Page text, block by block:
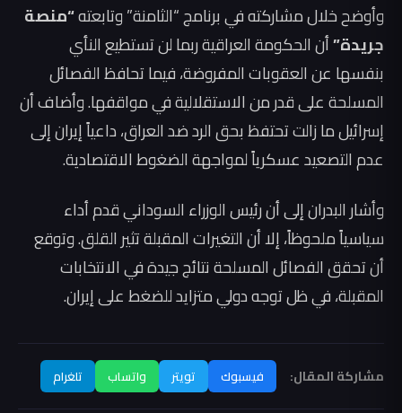
وأوضح خلال مشاركته في برنامج “الثامنة” وتابعته“منصة
جريدة”أن الحكومة العراقية ربما لن تستطيع النأي
بنفسها عن العقوبات المفروضة، فيما تحافظ الفصائل
المسلحة على قدر من الاستقلالية في مواقفها. وأضاف أن
إسرائيل ما زالت تحتفظ بحق الرد ضد العراق، داعياً إيران إلى
عدم التصعيد عسكرياً لمواجهة الضغوط الاقتصادية.
وأشار البدران إلى أن رئيس الوزراء السوداني قدم أداء
سياسياً ملحوظاً، إلا أن التغيرات المقبلة تثير القلق. وتوقع
أن تحقق الفصائل المسلحة نتائج جيدة في الانتخابات
المقبلة، في ظل توجه دولي متزايد للضغط على إيران.
مشاركة المقال: فيسبوك تويتر واتساب تلغرام